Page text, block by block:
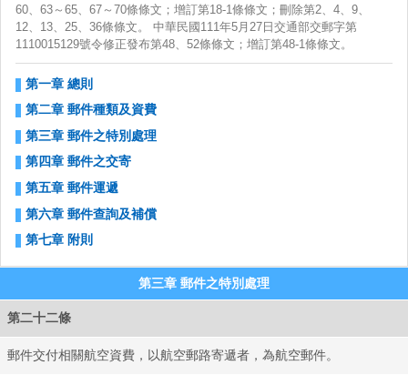
中華
60、63～65、67～70條條文；增訂第18-1條條文；刪除第2、4、9、
12、13、25、36條條文。 中華民國111年5月27日交通部交郵字第
1110015129號令修正發布第48、52條條文；增訂第48-1條條文。
第一章 總則
第二章 郵件種類及資費
第三章 郵件之特別處理
第四章 郵件之交寄
第五章 郵件運遞
第六章 郵件查詢及補償
第七章 附則
第三章 郵件之特別處理
第二十二條
郵件交付相關航空資費，以航空郵路寄遞者，為航空郵件。